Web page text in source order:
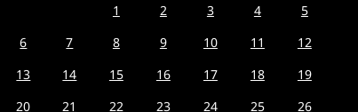
1
2 3 4
5
6
7 8 9 10 11
12
13
14 15 16 17 18
19
20
21 22 23 24 25
26